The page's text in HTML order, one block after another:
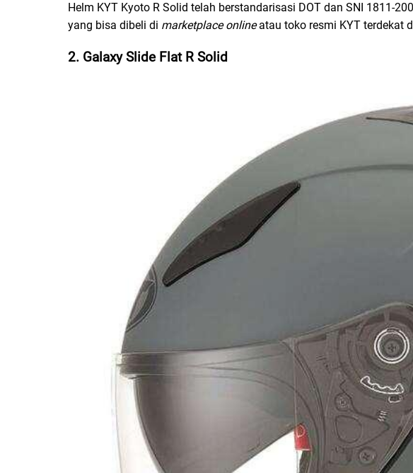
Helm KYT Kyoto R Solid telah berstandarisasi DOT dan SNI 1811-
yang bisa dibeli di marketplace onlineatau toko resmi KYT terdekat
2. Galaxy Slide Flat R Solid